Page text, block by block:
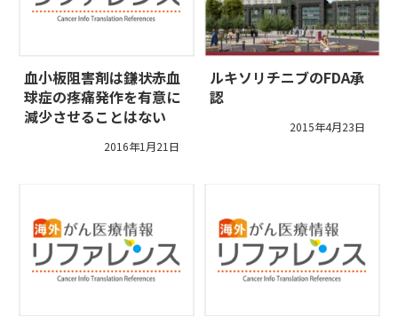
血小板阻害剤は鎌状赤血
球症の疼痛発作を有意に
減少させることはない
2016年1月21日
ルキソリチニブのFDA承
認
2015年4月23日